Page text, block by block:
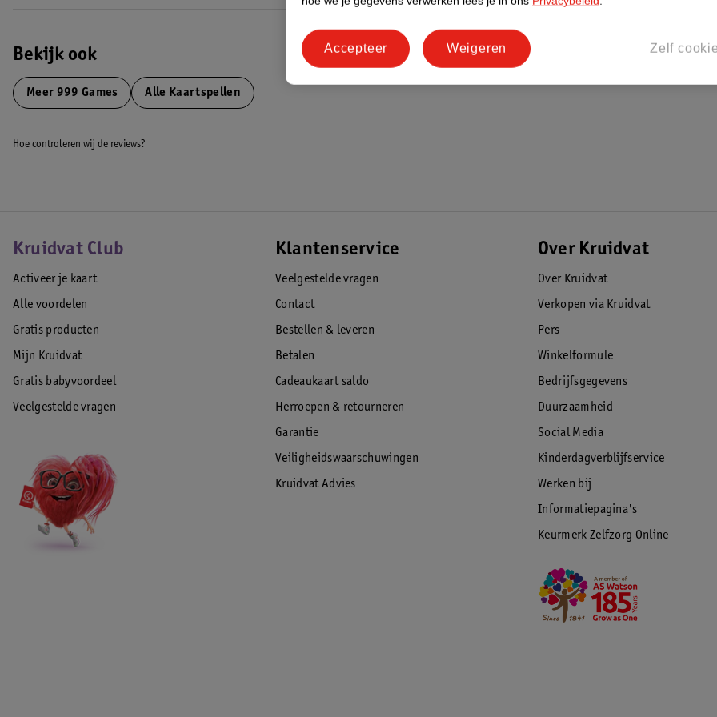
Bekijk ook
Meer 999 Games Alle Kaartspellen
Hoe controleren wij de reviews?
Kruidvat Club
Activeer je kaart
Alle voordelen
Gratis producten
Mijn Kruidvat
Gratis babyvoordeel
Veelgestelde vragen
Klantenservice
Veelgestelde vragen
Contact
Bestellen & leveren
Betalen
Cadeaukaart saldo
Herroepen & retourneren
Garantie
Veiligheidswaarschuwingen
Kruidvat Advies
Over Kruidvat
Over Kruidvat
Verkopen via Kruidvat
Pers
Winkelformule
Bedrijfsgegevens
Duurzaamheid
Social Media
Kinderdagverblijfservice
Werken bij
Informatiepagina's
Keurmerk Zelfzorg Online
Zelf
Weigeren
Accepteer